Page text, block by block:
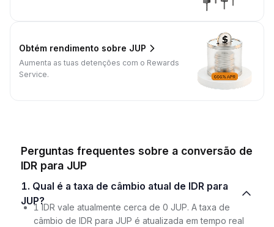
Obtém rendimento sobre JUP
Aumenta as tuas detenções com o Rewards
Service.
Perguntas frequentes sobre a conversão de
IDR para JUP
1. Qual é a taxa de câmbio atual de IDR para
JUP?
1 IDR vale atualmente cerca de 0 JUP. A taxa de
câmbio de IDR para JUP é atualizada em tempo real